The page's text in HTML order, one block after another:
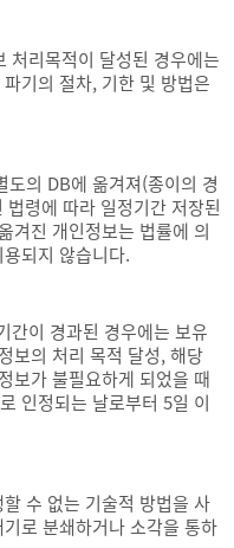
처리목적이 달성된 경우에는
기의 절차, 기한 및 방법은
의 DB에 옮겨져(종이의 경
령에 따라 일정기간 저장된
겨진 개인정보는 법률에 의
되지 않습니다.
간이 경과된 경우에는 보유
보의 처리 목적 달성, 해당
보가 불필요하게 되었을 때
인정되는 날로부터 5일 이
수 없는 기술적 방법을 사
로 분쇄하거나 소각을 통하